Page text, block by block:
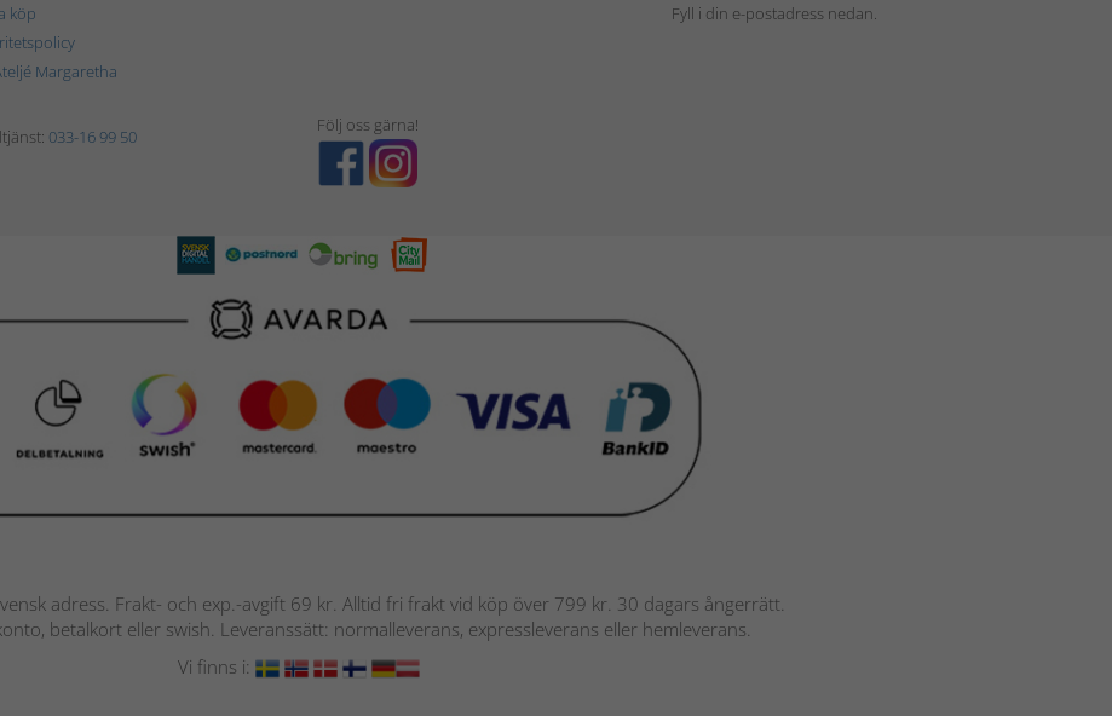
köp
Margaretha
Fyll i din e-postadress nedan.
033-16 99 50
Följ oss gärna!
adress. Frakt- och exp.-avgift 69 kr. Alltid fri frakt vid köp över 799 kr. 30 dagars ångerrätt.
betalkort eller swish. Leveranssätt: normalleverans, expressleverans eller hemleverans.
Vi finns i: